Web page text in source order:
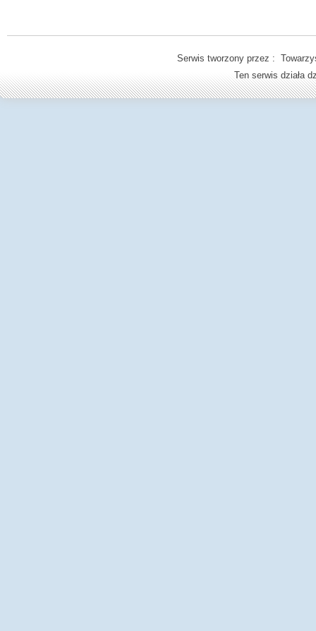
Serwis tworzony przez :
Ten serwis działa